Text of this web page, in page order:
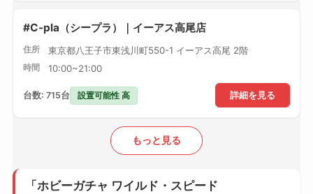
#C-pla（シープラ）｜イーアス高尾店
住所 東京都八王子市東浅川町550-1 イーアス高尾 2階
時間 10:00~21:00
詳細を見る
台数: 715台 設置可能性 高
もっと見る
「ホビーガチャ ワイルド・スピード